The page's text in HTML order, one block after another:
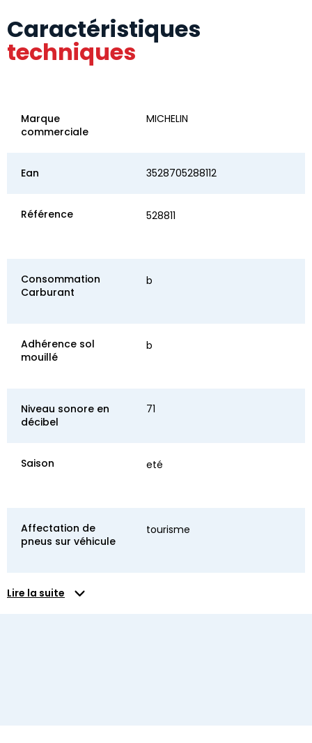
Caractéristiques
techniques
Marque
commerciale
MICHELIN
Ean 3528705288112
Référence 528811
Consommation
Carburant
b
Adhérence sol
mouillé
b
Niveau sonore en
décibel
71
Saison eté
Affectation de
pneus sur véhicule
tourisme
Lire la suite